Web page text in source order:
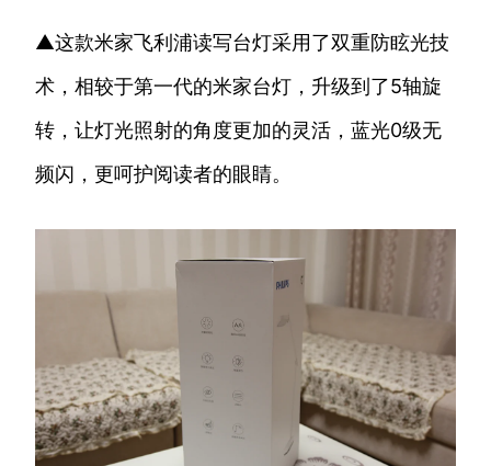
▲这款米家飞利浦读写台灯采用了双重防眩光技
术，相较于第一代的米家台灯，升级到了5轴旋
转，让灯光照射的角度更加的灵活，蓝光0级无
频闪，更呵护阅读者的眼睛。